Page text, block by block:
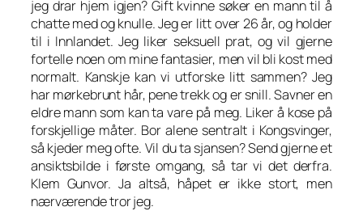
jeg drar hjem igjen? Gift kvinne søker en mann til å
chatte med og knulle. Jeg er litt over 26 år, og holder
til i Innlandet. Jeg liker seksuell prat, og vil gjerne
fortelle noen om mine fantasier, men vil bli kost med
normalt. Kanskje kan vi utforske litt sammen? Jeg
har mørkebrunt hår, pene trekk og er snill. Savner en
eldre mann som kan ta vare på meg. Liker å kose på
forskjellige måter. Bor alene sentralt i Kongsvinger,
så kjeder meg ofte. Vil du ta sjansen? Send gjerne et
ansiktsbilde i første omgang, så tar vi det derfra.
Klem Gunvor. Ja altså, håpet er ikke stort, men
nærværende tror jeg.